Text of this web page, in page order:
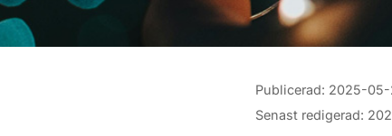
Publicerad: 2025-05-
Senast redigerad: